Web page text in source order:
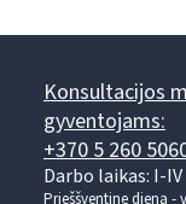
Konsultacijos
gyventojams:
+370 5 260
Darbo laikas: I-IV
Prieššventinę dieną